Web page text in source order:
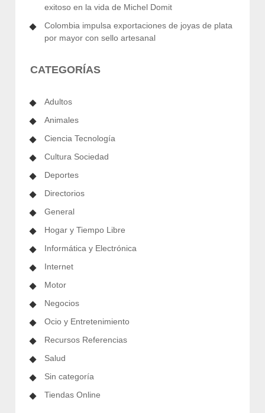
exitoso en la vida de Michel Domit
Colombia impulsa exportaciones de joyas de plata
por mayor con sello artesanal
CATEGORÍAS
Adultos
Animales
Ciencia Tecnología
Cultura Sociedad
Deportes
Directorios
General
Hogar y Tiempo Libre
Informática y Electrónica
Internet
Motor
Negocios
Ocio y Entretenimiento
Recursos Referencias
Salud
Sin categoría
Tiendas Online